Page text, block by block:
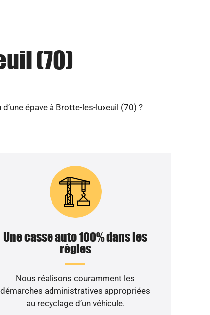
(70)
épave à Brotte-les-luxeuil (70) ?
Une casse auto 100% dans les
règles
Nous réalisons couramment les
démarches administratives appropriées
au recyclage d’un véhicule.